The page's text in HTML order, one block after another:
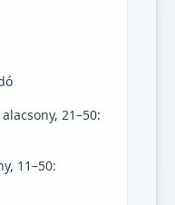
alacsony, 21–50:
11–50: